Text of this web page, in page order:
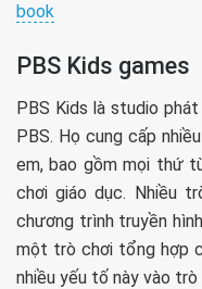
book
PBS Kids games
PBS Kids là studio
PBS. Họ cung cấp
em, bao gồm mọi thứ
chơi giáo dục. Nhiều
chương trình truyền
một trò chơi tổng hợp
nhiều yếu tố này vào trò